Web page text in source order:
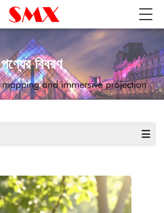
পণ্যের বিবরণ